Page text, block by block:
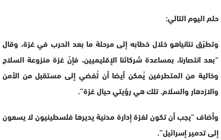
حلم اليوم التالي:
وتطرّق نتانياهو خلال خطابه إلى مرحلة ما بعد الحرب في غزة، وقال
“بعد انتصارنا، بمساعدة شركائنا الإقليميين، فإنّ غزة منزوعة السلاح
وخالية من المتطرفين يُمكن أيضا أن تُفضي إلى مستقبل من الأمن
والازدهار والسلام. تلك هي رؤيتي حيال غزة”.
وأضاف “يجب أن تكون لغزة إدارة مدنية يديرها فلسطينيون لا يسعون
إلى تدمير إسرائيل”.